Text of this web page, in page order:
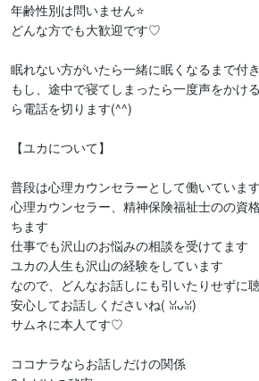
年齢性別は問いません⭐
どんな方でも大歓迎です♡
眠れない方がいたら一緒に眠くなるまで付
もし、途中で寝てしまったら一度声をかけ
ら電話を切ります(⁠^⁠^⁠)
【ユカについて】
普段は心理カウンセラーとして働いています
心理カウンセラー、精神保険福祉士のの資
ちます
仕事でも沢山のお悩みの相談を受けてます
ユカの人生も沢山の経験をしています
なので、どんなお話しにも引いたりせずに
安心してお話しくださいね(⁠ ⁠ꈍ⁠ᴗ⁠ꈍ⁠)
サムネに本人てす♡
ココナラならお話しだけの関係